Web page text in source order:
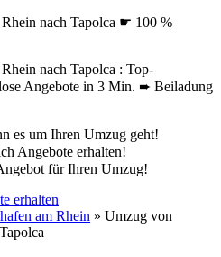
nach Tapolca ☛ 100 %
nach Tapolca : Top-
Angebote in 3 Min. ➨ Beiladung
es um Ihren Umzug geht!
Angebote erhalten!
für Ihren Umzug!
erhalten
am Rhein » Umzug von